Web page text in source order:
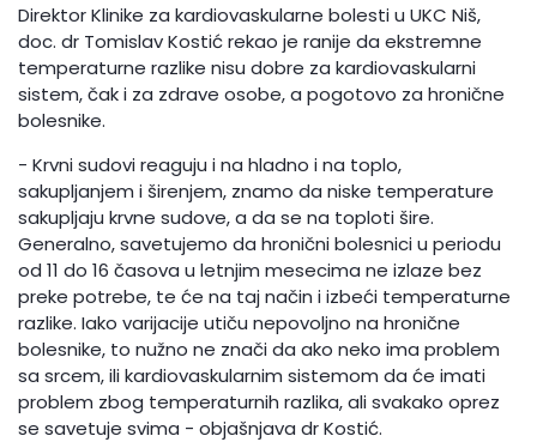
Direktor Klinike za kardiovaskularne bolesti u UKC Niš,
doc. dr Tomislav Kostić rekao je ranije da ekstremne
temperaturne razlike nisu dobre za kardiovaskularni
sistem, čak i za zdrave osobe, a pogotovo za hronične
bolesnike.
- Krvni sudovi reaguju i na hladno i na toplo,
sakupljanjem i širenjem, znamo da niske temperature
sakupljaju krvne sudove, a da se na toploti šire.
Generalno, savetujemo da hronični bolesnici u periodu
od 11 do 16 časova u letnjim mesecima ne izlaze bez
preke potrebe, te će na taj način i izbeći temperaturne
razlike. Iako varijacije utiču nepovoljno na hronične
bolesnike, to nužno ne znači da ako neko ima problem
sa srcem, ili kardiovaskularnim sistemom da će imati
problem zbog temperaturnih razlika, ali svakako oprez
se savetuje svima - objašnjava dr Kostić.